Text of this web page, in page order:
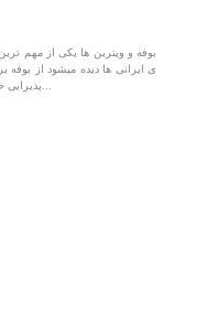
بوفه و ویترین ها یکی از مهم
ی ایرانی ها دیده میشود از